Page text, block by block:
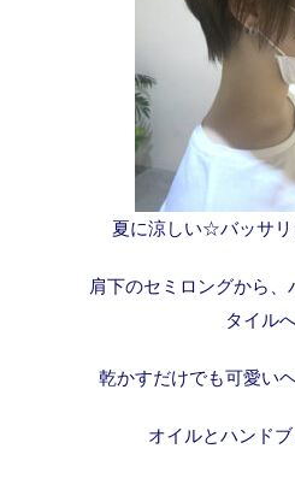
夏に涼しい☆バッサリ
肩下のセミロングから、
タイル
乾かすだけでも可愛い
オイルとハンド